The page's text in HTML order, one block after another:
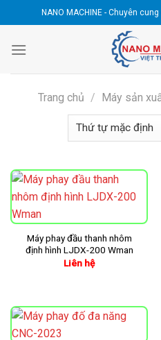
to
content
NANO MACHINE - Chuyên
Trang chủ / Máy sản
Máy phay đầu thanh nhôm
định hình LJDX-200 Wman
Liên hệ